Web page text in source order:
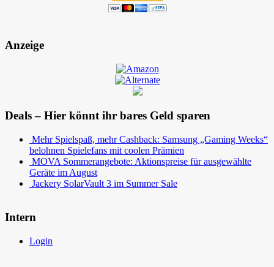
Anzeige
Deals – Hier könnt ihr bares Geld sparen
Mehr Spielspaß, mehr Cashback: Samsung „Gaming Weeks“
belohnen Spielefans mit coolen Prämien
MOVA Sommerangebote: Aktionspreise für ausgewählte
Geräte im August
Jackery SolarVault 3 im Summer Sale
Intern
Login